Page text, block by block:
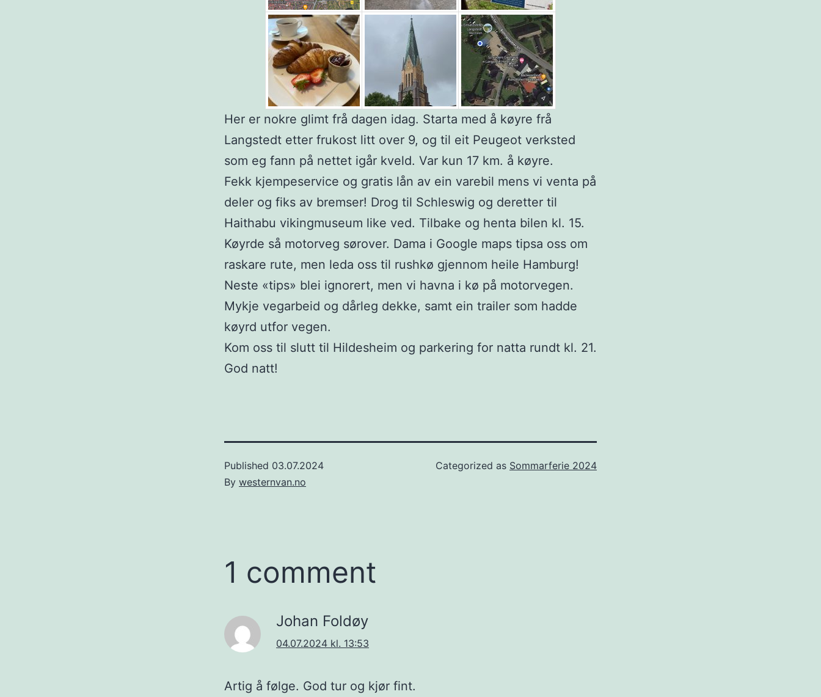
Her er nokre glimt frå dagen idag. Starta med å køyre frå
Langstedt etter frukost litt over 9, og til eit Peugeot verksted
som eg fann på nettet igår kveld. Var kun 17 km. å køyre.
Fekk kjempeservice og gratis lån av ein varebil mens vi venta på
deler og fiks av bremser! Drog til Schleswig og deretter til
Haithabu vikingmuseum like ved. Tilbake og henta bilen kl. 15.
Køyrde så motorveg sørover. Dama i Google maps tipsa oss om
raskare rute, men leda oss til rushkø gjennom heile Hamburg!
Neste «tips» blei ignorert, men vi havna i kø på motorvegen.
Mykje vegarbeid og dårleg dekke, samt ein trailer som hadde
køyrd utfor vegen.
Kom oss til slutt til Hildesheim og parkering for natta rundt kl. 21.
God natt!
Published 03.07.2024
By westernvan.no
Categorized as Sommarferie 2024
1 comment
Johan Foldøy
04.07.2024 kl. 13:53
Artig å følge. God tur og kjør fint.